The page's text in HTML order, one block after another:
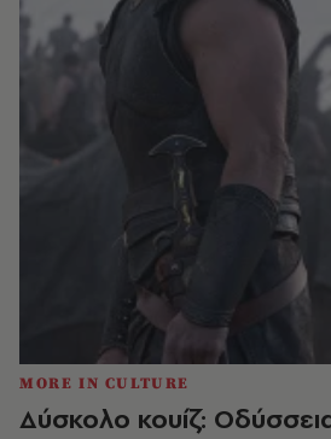
MORE IN CULTURE
Δύσκολο κουίζ: